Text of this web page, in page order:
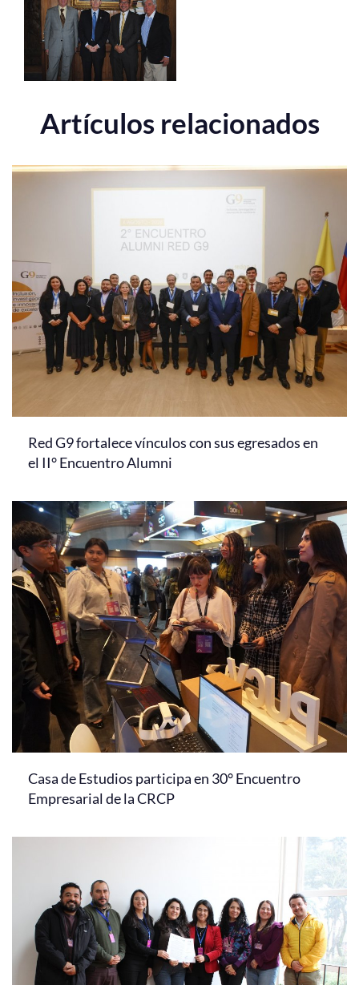
Artículos relacionados
Red G9 fortalece vínculos con sus egresados en
el II° Encuentro Alumni
Casa de Estudios participa en 30° Encuentro
Empresarial de la CRCP